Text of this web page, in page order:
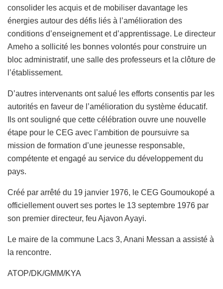
consolider les acquis et de mobiliser davantage les
énergies autour des défis liés à l’amélioration des
conditions d’enseignement et d’apprentissage. Le directeur
Ameho a sollicité les bonnes volontés pour construire un
bloc administratif, une salle des professeurs et la clôture de
l’établissement.
D’autres intervenants ont salué les efforts consentis par les
autorités en faveur de l’amélioration du système éducatif.
Ils ont souligné que cette célébration ouvre une nouvelle
étape pour le CEG avec l’ambition de poursuivre sa
mission de formation d’une jeunesse responsable,
compétente et engagé au service du développement du
pays.
Créé par arrêté du 19 janvier 1976, le CEG Goumoukopé a
officiellement ouvert ses portes le 13 septembre 1976 par
son premier directeur, feu Ajavon Ayayi.
Le maire de la commune Lacs 3, Anani Messan a assisté à
la rencontre.
ATOP/DK/GMM/KYA